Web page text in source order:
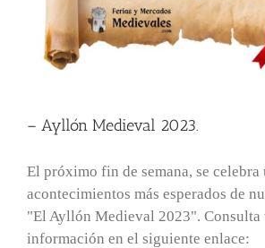
– Ayllón Medieval 2023.
El próximo fin de semana, se celebra
acontecimientos más esperados de
"El Ayllón Medieval 2023". Consulta
información en el siguiente enlace: